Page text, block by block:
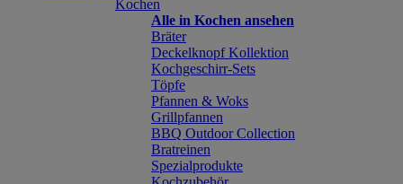
Kochen
Alle in Kochen ansehen
Bräter
Deckelknopf Kollektion
Kochgeschirr-Sets
Töpfe
Pfannen & Woks
Grillpfannen
BBQ Outdoor Collection
Bratreinen
Spezialprodukte